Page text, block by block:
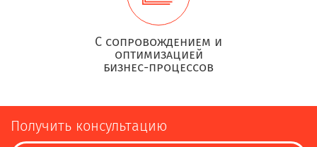
С сопровождением и
оптимизацией
бизнес-процессов
Получить консультацию